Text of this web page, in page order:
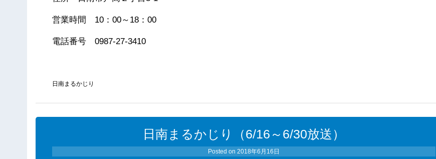
営業時間 10：00～18：00
電話番号 0987-27-3410
日南まるかじり
日南まるかじり（6/16～6/30放送）
Posted on2018年6月16日